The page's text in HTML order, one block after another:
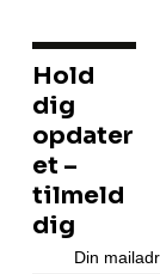
Hold
dig
opdater
et –
tilmeld
dig